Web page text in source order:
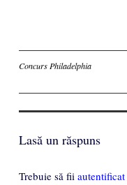
Inscriere
Concurs Philadelphia
Lasă un răspuns
Trebuie să fii autentificat